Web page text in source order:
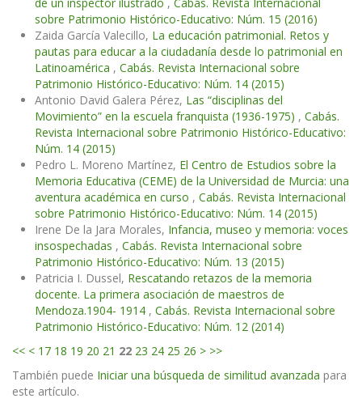
sobre Patrimonio Histórico-Educativo: Núm. 15 (2016)
Zaida García Valecillo, La educación patrimonial. Retos y
pautas para educar a la ciudadanía desde lo patrimonial en
Latinoamérica , Cabás. Revista Internacional sobre
Patrimonio Histórico-Educativo: Núm. 14 (2015)
Antonio David Galera Pérez, Las “disciplinas del
Movimiento” en la escuela franquista (1936-1975) , Cabás.
Revista Internacional sobre Patrimonio Histórico-Educativo:
Núm. 14 (2015)
Pedro L. Moreno Martínez, El Centro de Estudios sobre la
Memoria Educativa (CEME) de la Universidad de Murcia: una
aventura académica en curso , Cabás. Revista Internacional
sobre Patrimonio Histórico-Educativo: Núm. 14 (2015)
Irene De la Jara Morales, Infancia, museo y memoria: voces
insospechadas , Cabás. Revista Internacional sobre
Patrimonio Histórico-Educativo: Núm. 13 (2015)
Patricia I. Dussel, Rescatando retazos de la memoria
docente. La primera asociación de maestros de
Mendoza.1904- 1914 , Cabás. Revista Internacional sobre
Patrimonio Histórico-Educativo: Núm. 12 (2014)
<< < 17 18 19 20 21 22 23 24 25 26 > >>
También puede Iniciar una búsqueda de similitud avanzada para
este artículo.